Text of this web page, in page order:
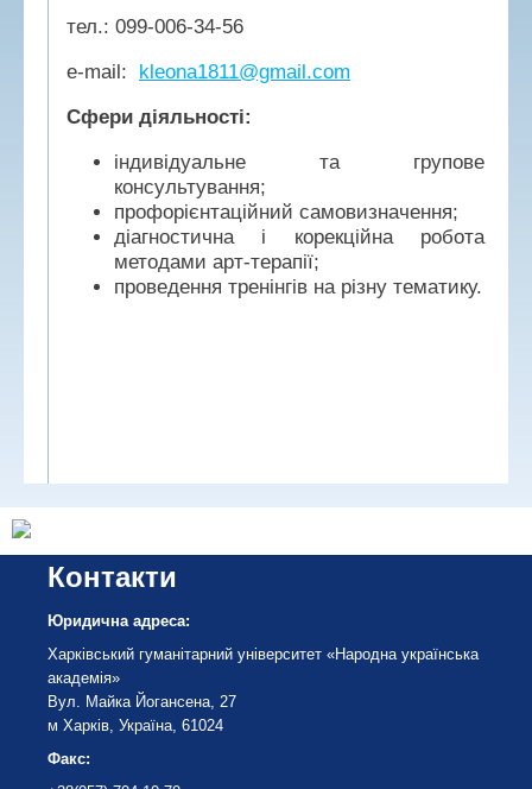
тел.: 099-006-34-56
е-mail: kleona1811@gmail.com
Сфери діяльності:
індивідуальне та групове
консультування;
профорієнтаційний самовизначення;
діагностична і корекційна робота
методами арт-терапії;
проведення тренінгів на різну тематику.
Контакти
Юридична адреса:
Харківський гуманітарний університет «Народна українська
академія»
Вул. Майка Йогансена, 27
м Харків, Україна, 61024
Факс: